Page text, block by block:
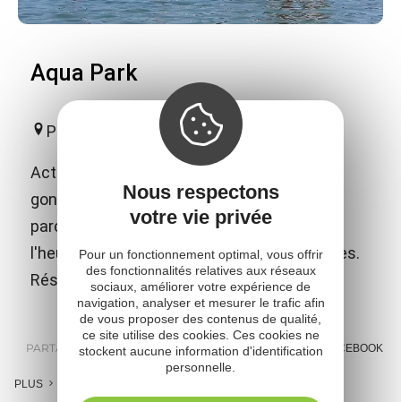
Aqua Park
Pont-de-Salars
Activités aqua-ludiques sur des structures
gonflables. Baignade, sauts, glissades et
parcours aquatiques dès 7 ans. Location à
l'heure ou à la demi-journée. Pédalos, paddles.
Réservation sur place.
PARTAGER : E-MAIL MESSENGER FACEBOOK
PLUS
Nous respectons
votre vie privée
Pour un fonctionnement optimal, vous offrir
des fonctionnalités relatives aux réseaux
sociaux, améliorer votre expérience de
navigation, analyser et mesurer le trafic afin
de vous proposer des contenus de qualité,
ce site utilise des cookies. Ces cookies ne
stockent aucune information d'identification
personnelle.